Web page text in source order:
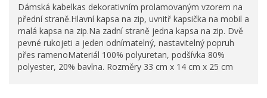
Dámská kabelkas dekorativním prolamovaným vzorem na
přední straně.Hlavní kapsa na zip, uvnitř kapsička na mobil a
malá kapsa na zip.Na zadní straně jedna kapsa na zip. Dvě
pevné rukojeti a jeden odnímatelný, nastavitelný popruh
přes ramenoMateriál 100% polyuretan, podšívka 80%
polyester, 20% bavlna. Rozměry 33 cm x 14 cm x 25 cm